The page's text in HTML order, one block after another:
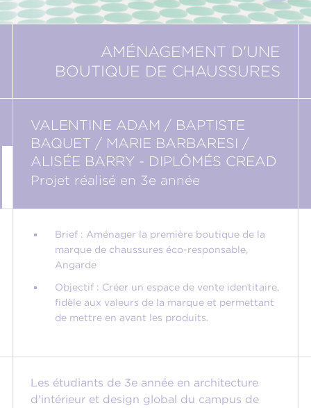
AMÉNAGEMENT D'UNE
BOUTIQUE DE CHAUSSURES
VALENTINE ADAM / BAPTISTE
BAQUET / MARIE BARBARESI /
ALISÉE BARRY - DIPLÔMÉS CREAD
Projet réalisé en 3e année
Brief : Aménager la première boutique de la
marque de chaussures éco-responsable,
Angarde
Objectif : Créer un espace de vente identitaire,
fidèle aux valeurs de la marque et permettant
de mettre en avant les produits.
Les étudiants de 3e année en architecture
d'intérieur et design global du campus de